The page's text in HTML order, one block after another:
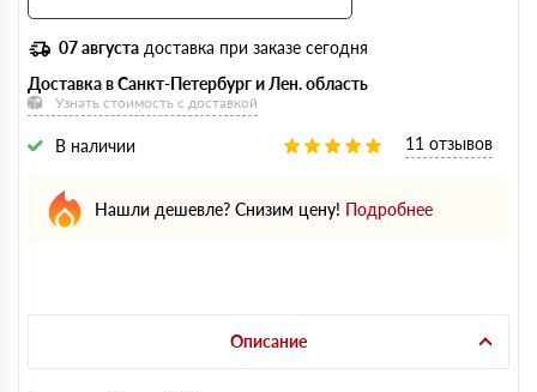
07 августа доставка при заказе сегодня
Доставка в Санкт-Петербург и Лен. область
Узнать стоимость с доставкой
В наличии 11 отзывов
Нашли дешевле? Снизим цену! Подробнее
Описание